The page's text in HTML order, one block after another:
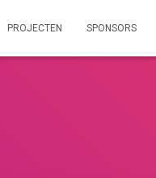
PROJECTEN SPONSORS